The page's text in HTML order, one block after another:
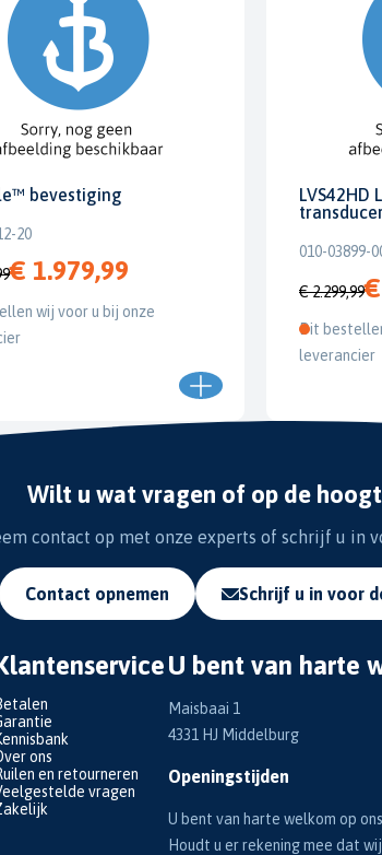
bevestiging
20
€ 1.979,99
wij voor u bij onze
LVS42HD
010-03899-
€ 2.299,99
Dit
leverancier
Wilt u wat vragen of op de
contact op met onze experts of schrijf u in
Contact opnemen Schrijf u in voor
ons
en retourneren
vragen
U bent van harte
Maisbaai 1
4331 HJ Middelburg
Openingstijden
U bent van harte welkom op
Houdt u er rekening mee dat wij